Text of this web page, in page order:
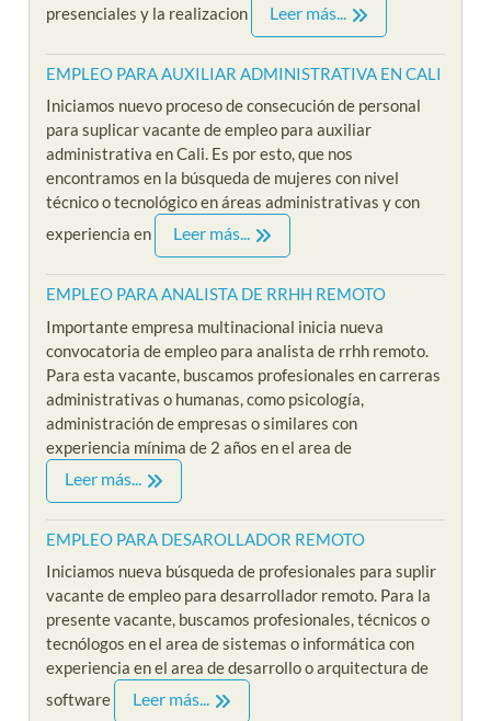
presenciales y la realizacion
Leer más...
EMPLEO PARA AUXILIAR ADMINISTRATIVA EN CALI
Iniciamos nuevo proceso de consecución de personal
para suplicar vacante de empleo para auxiliar
administrativa en Cali. Es por esto, que nos
encontramos en la búsqueda de mujeres con nivel
técnico o tecnológico en áreas administrativas y con
experiencia en
Leer más...
EMPLEO PARA ANALISTA DE RRHH REMOTO
Importante empresa multinacional inicia nueva
convocatoria de empleo para analista de rrhh remoto.
Para esta vacante, buscamos profesionales en carreras
administrativas o humanas, como psicología,
administración de empresas o similares con
experiencia mínima de 2 años en el area de
Leer más...
EMPLEO PARA DESAROLLADOR REMOTO
Iniciamos nueva búsqueda de profesionales para suplir
vacante de empleo para desarrollador remoto. Para la
presente vacante, buscamos profesionales, técnicos o
tecnólogos en el area de sistemas o informática con
experiencia en el area de desarrollo o arquitectura de
software
Leer más...